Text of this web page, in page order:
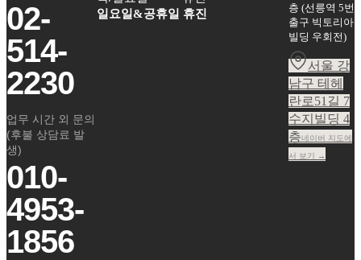
02-
514-
2230
업무 시간 외 문의
(후불 상담료 발
생)
010-
4953-
1856
일요일&공휴일 휴진
층 (선릉역 5번
출구 빅토리아
빌딩 우회전)
서울 강
남구 테헤
란로51길 7
수지빌딩 4
층네이버 지도에
서 보기 →